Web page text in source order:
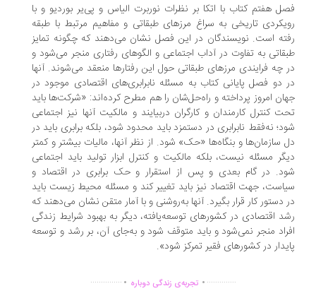
هفتم کتاب با اتکا بر نظرات نوربرت الیاس و پی‌یر بوردیو و با
تاریخی به سراغ مرزهای طبقاتی و مفاهیم مرتبط با طبقه
است. نویسندگان در این فصل نشان می‌دهند که چگونه تمایز
به تفاوت در آداب اجتماعی و الگوهای رفتاری منجر می‌شود و
چه ‌‌‌‌‌فرایندی مرزهای طبقاتی حول این رفتارها منعقد می‌شوند. آنها
دو فصل پایانی کتاب به مسئله نابرابری‌های اقتصادی موجود در
امروز پرداخته و راه‌حل‌شان را هم مطرح کرده‌اند: «شرکت‌ها باید
کنترل کارمندان و کارگران دربیایند و مالکیت آنها نیز اجتماعی
نه‌فقط نابرابری در دستمزد باید محدود شود، بلکه برابری باید در
سازمان‌ها و بنگاه‌ها «حک» شود. از نظر آنها، مالیات بیشتر و کمتر
مسئله نیست، بلکه مالکیت و کنترل ابزار تولید باید اجتماعی
در گام بعدی و پس از استقرار و حک برابری در اقتصاد و
جهت اقتصاد نیز باید تغییر کند و مسئله محیط‌ زیست باید
دستور کار قرار بگیرد. آنها به‌روشنی و با آمار متقن نشان می‌دهند که
اقتصادی در کشورهای ‌توسعه‌یافته، دیگر به بهبود شرایط زندگی
منجر‌ نمی‌شود و باید متوقف شود و به‌‌جای آن، بر رشد و توسعه
در کشورهای فقیر تمرکز شود».
............... .تجربه‌ی زندگی دوباره ...............